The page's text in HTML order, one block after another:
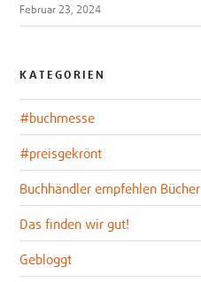
Februar 23, 2024
KATEGORIEN
#buchmesse
#preisgekrönt
Buchhändler empfehlen Bücher
Das finden wir gut!
Gebloggt